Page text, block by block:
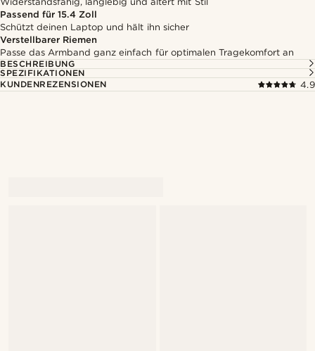
Passend für 15.4 Zoll
Schützt deinen Laptop und hält ihn sicher
Verstellbarer Riemen
Passe das Armband ganz einfach für optimalen Tragekomfort an
BESCHREIBUNG
SPEZIFIKATIONEN
KUNDENREZENSIONEN
4.9